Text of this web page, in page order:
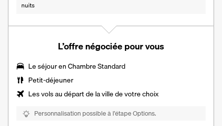
nuits
L’offre négociée pour vous
Le séjour en Chambre Standard
Petit-déjeuner
Les vols au départ de la ville de votre choix
Personnalisation possible à l’étape Options.